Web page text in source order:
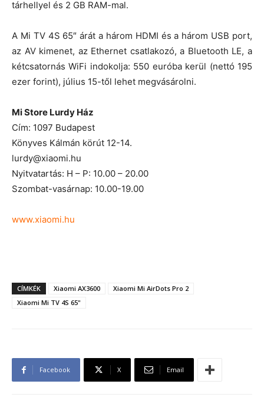
tárhellyel és 2 GB RAM-mal.
A Mi TV 4S 65″ árát a három HDMI és a három USB port,
az AV kimenet, az Ethernet csatlakozó, a Bluetooth LE, a
kétcsatornás WiFi indokolja: 550 euróba kerül (nettó 195
ezer forint), július 15-től lehet megvásárolni.
Mi Store Lurdy Ház
Cím: 1097 Budapest
Könyves Kálmán körút 12-14.
lurdy@xiaomi.hu
Nyitvatartás: H – P: 10.00 – 20.00
Szombat-vasárnap: 10.00-19.00
www.xiaomi.hu
CÍMKÉK Xiaomi AX3600
Xiaomi Mi AirDots Pro 2
Xiaomi Mi TV 4S 65"
Facebook X Email